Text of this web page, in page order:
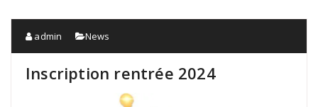
admin News
Inscription rentrée 2024